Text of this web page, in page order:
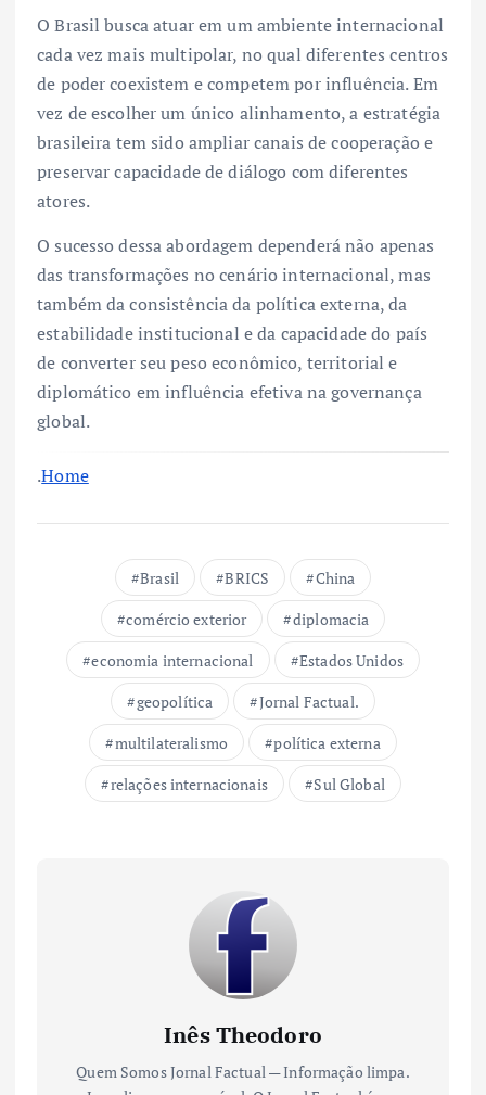
O Brasil busca atuar em um ambiente internacional
cada vez mais multipolar, no qual diferentes centros
de poder coexistem e competem por influência. Em
vez de escolher um único alinhamento, a estratégia
brasileira tem sido ampliar canais de cooperação e
preservar capacidade de diálogo com diferentes
atores.
O sucesso dessa abordagem dependerá não apenas
das transformações no cenário internacional, mas
também da consistência da política externa, da
estabilidade institucional e da capacidade do país
de converter seu peso econômico, territorial e
diplomático em influência efetiva na governança
global.
.Home
Brasil BRICS
China
comércio exterior
diplomacia
economia internacional
Estados Unidos
geopolítica
Jornal Factual.
multilateralismo
política externa
relações internacionais
Sul Global
Inês Theodoro
Quem Somos Jornal Factual — Informação limpa.